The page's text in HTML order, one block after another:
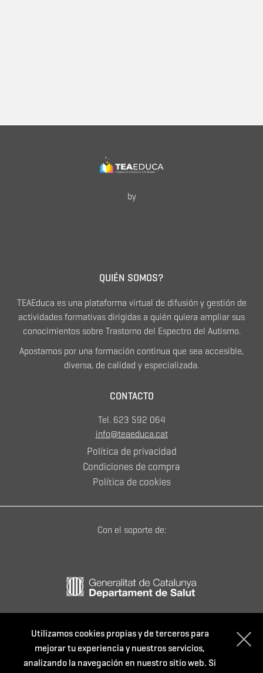
by
QUIÉN SOMOS?
TEAEduca es una plataforma virtual de difusión y gestión de
actividades formativas dirigidas a quién quiera ampliar sus
conocimientos sobre Trastorno del Espectro del Autismo.
Apostamos por una formación continua que sea accesible,
diversa, de calidad y especializada.
CONTACTO
Tel. 623 592 064
info@teaeduca.cat
Política de privacidad
Condiciones de compra
Política de cookies
Con el soporte de:
Utilizamos cookies propias y de terceros para
mejorar tu experiencia y nuestros servicios,
analizando la navegación en nuestro sitio web. Si